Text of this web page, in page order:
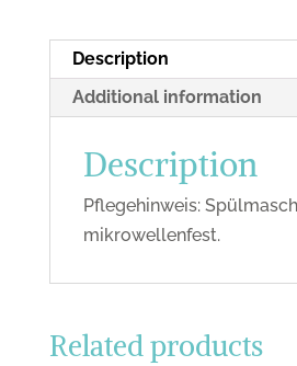
Description
Additional information
Description
Pflegehinweis:
mikrowellenfest.
Related products